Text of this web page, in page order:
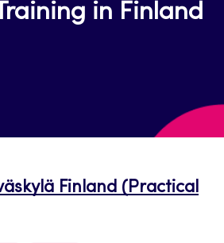
in Finland
Finland (Practical